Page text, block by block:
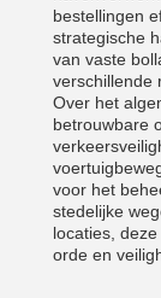
bestellingen
strategische
van vaste
verschillende
Over het
betrouwbare
voor het
stedelijke
locaties,
orde en